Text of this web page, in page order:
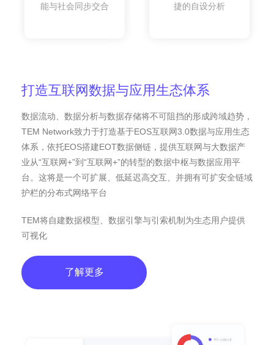
能与社会同步交合
捷的自设分析
打造互联网数据与应用生态体系
数据流动、数据分析与数据存储将不可阻挡的形成跨域趋势，
TEM Network致力于打造基于EOS互联网3.0数据与应用生态
体系，依托EOS搭建EOT数据侧链，提供互联网与大数据产
业从“互联网+”到“互联网+”的转型的数据中枢与数据应用平
台。这将是一个可扩展、低延迟高交互、并拥有可扩安全链域
护栏的分布式网络平台
TEM将自建数据模型、数据引擎与引索机制为生态用户提供
可视化
了解更多